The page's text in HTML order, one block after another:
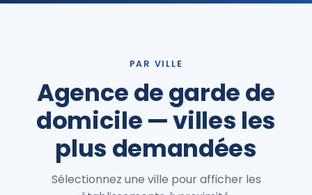
PAR VILLE
Agence de garde de
domicile — villes les
plus demandées
Sélectionnez une ville pour afficher les